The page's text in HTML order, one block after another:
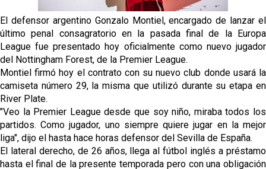
El Granada negocia con el Sevilla FC por Alberto
Flores
El Sevilla continúa con despidos y rechaza una
oferta de 420 millones por el club
El Sevilla mueve ficha por Robbie Ure: la opción 'A'
para el ataque nervionense
Crónica Pretemporada | Real Madrid 2-4 Sevilla FC
Femenino
El defensor argentino Gonzalo Montiel, encargado de lanzar el
último penal consagratorio en la pasada final de la Europa
League fue presentado hoy oficialmente como nuevo jugador
del Nottingham Forest, de la Premier League.
Montiel firmó hoy el contrato con su nuevo club donde usará la
camiseta número 29, la misma que utilizó durante su etapa en
River Plate.
"Veo la Premier League desde que soy niño, miraba todos los
partidos. Como jugador, uno siempre quiere jugar en la mejor
liga", dijo el hasta hace horas defensor del Sevilla de España.
El lateral derecho, de 26 años, llega al fútbol inglés a préstamo
hasta el final de la presente temporada pero con una obligación